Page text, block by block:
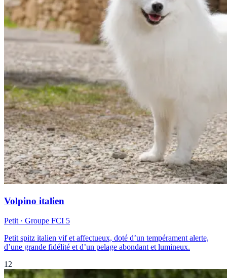
Volpino italien
Petit · Groupe FCI 5
Petit spitz italien vif et affectueux, doté d’un tempérament alerte,
d’une grande fidélité et d’un pelage abondant et lumineux.
12